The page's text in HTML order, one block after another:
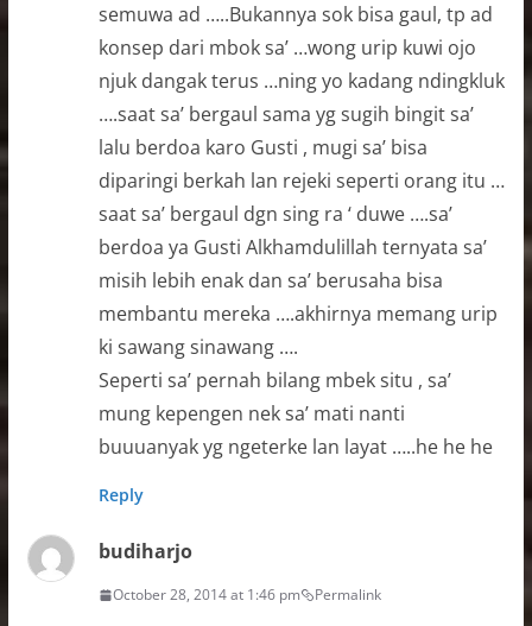
semuwa ad …..Bukannya sok bisa gaul, tp ad
konsep dari mbok sa’ …wong urip kuwi ojo
njuk dangak terus …ning yo kadang ndingkluk
….saat sa’ bergaul sama yg sugih bingit sa’
lalu berdoa karo Gusti , mugi sa’ bisa
diparingi berkah lan rejeki seperti orang itu …
saat sa’ bergaul dgn sing ra ‘ duwe ….sa’
berdoa ya Gusti Alkhamdulillah ternyata sa’
misih lebih enak dan sa’ berusaha bisa
membantu mereka ….akhirnya memang urip
ki sawang sinawang ….
Seperti sa’ pernah bilang mbek situ , sa’
mung kepengen nek sa’ mati nanti
buuuanyak yg ngeterke lan layat …..he he he
Reply
budiharjo
October 28, 2014 at 1:46 pm Permalink